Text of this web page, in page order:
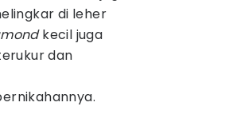
di leher
kecil juga
dan